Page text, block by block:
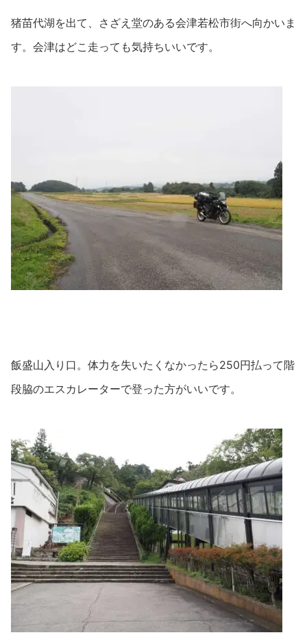
猪苗代湖を出て、さざえ堂のある会津若松市街へ向かいま
す。会津はどこ走っても気持ちいいです。
飯盛山入り口。体力を失いたくなかったら250円払って階
段脇のエスカレーターで登った方がいいです。